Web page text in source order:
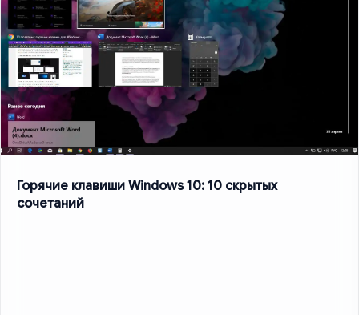
Горячие клавиши Windows 10: 10 скрытых
сочетаний